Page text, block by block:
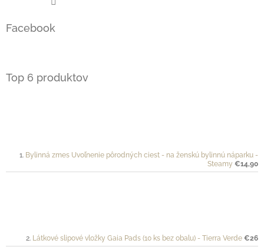
Facebook
Top 6 produktov
Bylinná zmes Uvoľnenie pôrodných ciest - na ženskú bylinnú náparku -
Steamy €14,90
Látkové slipové vložky Gaia Pads (10 ks bez obalu) - Tierra Verde €26